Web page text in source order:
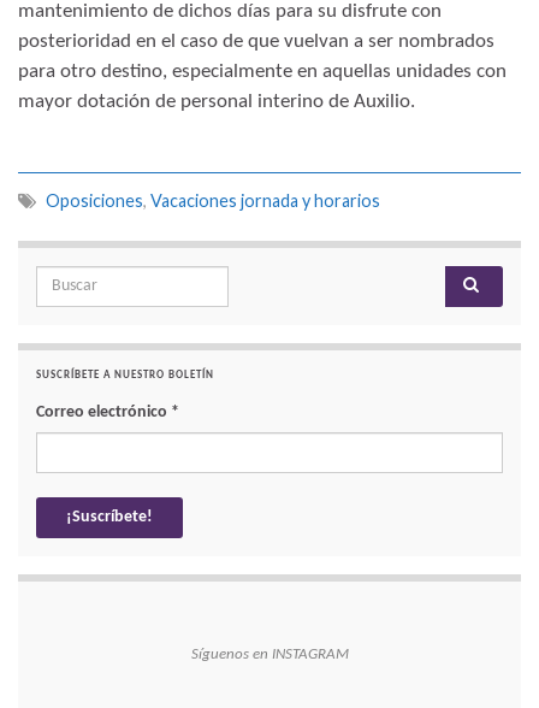
mantenimiento de dichos días para su disfrute con
posterioridad en el caso de que vuelvan a ser nombrados
para otro destino, especialmente en aquellas unidades con
mayor dotación de personal interino de Auxilio.
Oposiciones, Vacaciones jornada y horarios
Search for:
SUSCRÍBETE A NUESTRO BOLETÍN
Correo electrónico *
Síguenos en INSTAGRAM